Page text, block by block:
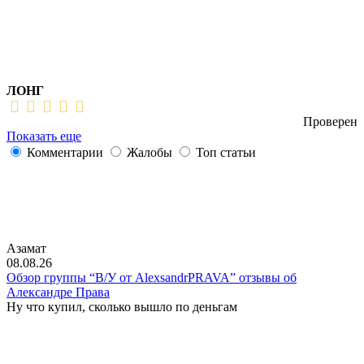
ЛОНГ
Проверен
Показать еще
Комментарии
Жалобы Топ статьи
Азамат
08.08.26
Обзор группы “В/У от AlexsandrPRAVA” отзывы об
Александре Права
Ну что купил, сколько вышло по деньгам